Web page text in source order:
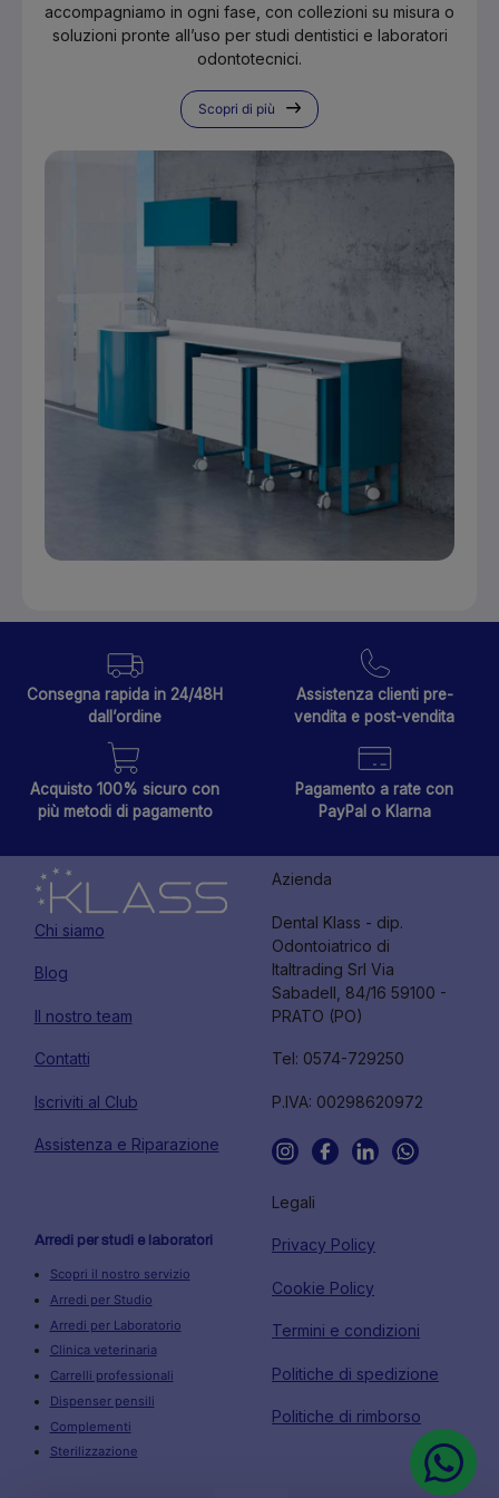
accompagniamo in ogni fase, con collezioni su misura o
soluzioni pronte all’uso per studi dentistici e laboratori
odontotecnici.
Scopri di più
Consegna rapida in 24/48H
dall’ordine
Assistenza clienti pre-
vendita e post-vendita
Acquisto 100% sicuro con
più metodi di pagamento
Pagamento a rate con
PayPal o Klarna
Chi siamo
Blog
Il nostro team
Contatti
Iscriviti al Club
Assistenza e Riparazione
Azienda
Dental Klass - dip.
Odontoiatrico di
Italtrading Srl Via
Sabadell, 84/16 59100 -
PRATO (PO)
Tel: 0574-729250
P.IVA: 00298620972
Arredi per studi e laboratori
Scopri il nostro servizio
Arredi per Studio
Arredi per Laboratorio
Clinica veterinaria
Carrelli professionali
Dispenser pensili
Complementi
Sterilizzazione
Legali
Privacy Policy
Cookie Policy
Termini e condizioni
Politiche di spedizione
Politiche di rimborso